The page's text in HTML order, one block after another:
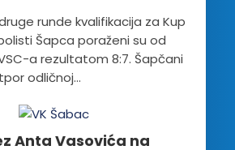
runde kvalifikacija za Kup
Šapca poraženi su od
a rezultatom 8:7. Šapčani
odličnoj...
Anta Vasovića na